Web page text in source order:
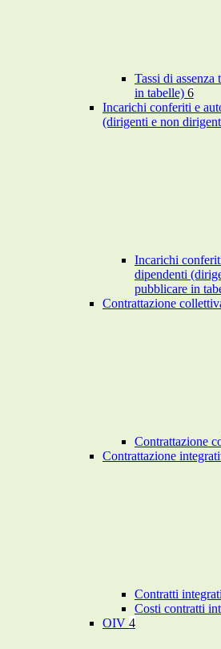
Tassi di
in tabelle) 6
Incarichi conferiti e
(dirigenti e non
Incarichi
dipendenti
pubblicare in
Contrattazione
Contrattazione
Contrattazione
Contratti
Costi contratti
OIV 4